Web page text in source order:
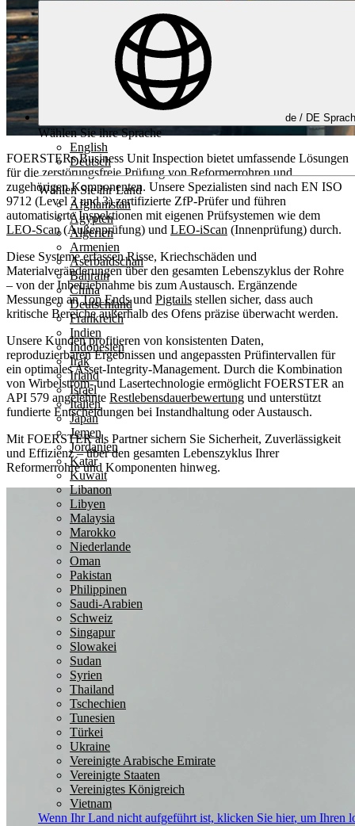
de / DE
Wählen Sie ihre Sprache
English
Deutsch
Wählen Sie ihr Land
Afghanistan
Ägypten
Algerien
Armenien
Aserbaidschan
Bahrain
China
Deutschland
Frankreich
Indien
Indonesien
Irak
Irland
Israel
Italien
Japan
Jemen
Jordanien
Katar
Kuwait
Libanon
Libyen
Malaysia
Marokko
Niederlande
Oman
Pakistan
Philippinen
Saudi-Arabien
Schweiz
Singapur
Slowakei
Sudan
Syrien
Thailand
Tschechien
Tunesien
Türkei
Ukraine
Vereinigte Arabische Emirate
Vereinigte Staaten
Vereinigtes Königreich
Vietnam
Wenn Ihr Land nicht aufgeführt ist, klicken Sie hier, um Ihren
FOERSTERs Business Unit Inspection bietet umfassende Lösungen
für die zerstörungsfreie Prüfung von Reformerrohren und
zugehörigen Komponenten. Unsere Spezialisten sind nach EN ISO
9712 (Level 2 und 3) zertifizierte ZfP-Prüfer und führen
automatisierte Inspektionen mit eigenen Prüfsystemen wie dem
LEO-Scan(Außenprüfung) und LEO-iScan (Innenprüfung) durch.
Diese Systeme erfassen Risse, Kriechschäden und
Materialveränderungen über den gesamten Lebenszyklus der Rohre
– von der Inbetriebnahme bis zum Austausch. Ergänzende
Messungen anTop Endsund Pigtails stellen sicher, dass auch
kritische Bereiche außerhalb des Ofens präzise überwacht werden.
Unsere Kunden profitieren von konsistenten Daten,
reproduzierbaren Ergebnissen und angepassten Prüfintervallen für
ein optimales Asset-Integrity-Management. Durch die Kombination
von Wirbelstrom- und Lasertechnologie ermöglicht FOERSTER an
API 579 angelehnte Restlebensdauerbewertung und unterstützt
fundierte Entscheidungen bei Instandhaltung oder Austausch.
Mit FOERSTER als Partner sichern Sie Sicherheit, Zuverlässigkeit
und Effizienz – über den gesamten Lebenszyklus Ihrer
Reformerrohre und Komponenten hinweg.